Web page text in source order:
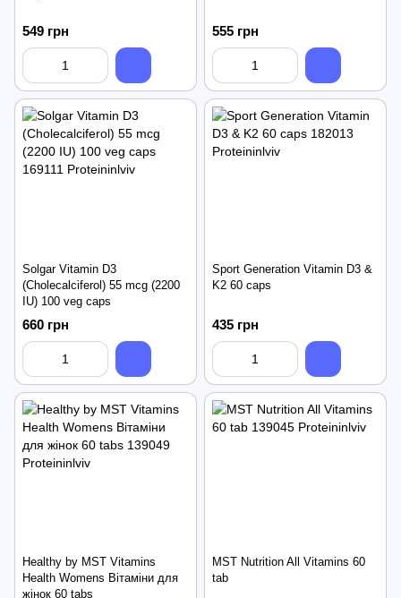
549 грн 555 грн
Solgar Vitamin D3
(Cholecalciferol) 55 mcg (2200
IU) 100 veg caps
660 грн
Sport Generation Vitamin D3 &
K2 60 caps
435 грн
Healthy by MST Vitamins
Health Womens Вітаміни для
жінок 60 tabs
MST Nutrition All Vitamins 60
tab